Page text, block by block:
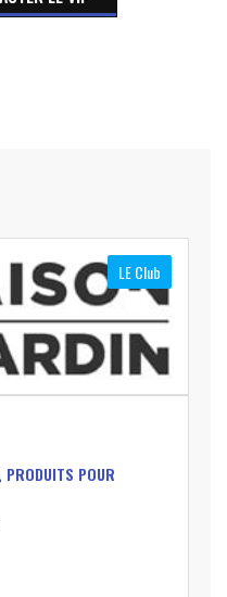
LE Club
PRODUITS POUR